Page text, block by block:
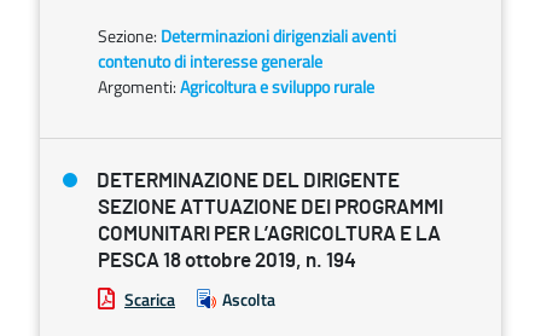
Sezione: Determinazioni dirigenziali aventi
contenuto di interesse generale
Argomenti:Agricoltura e sviluppo rurale
DETERMINAZIONE DEL DIRIGENTE
SEZIONE ATTUAZIONE DEI PROGRAMMI
COMUNITARI PER L’AGRICOLTURA E LA
PESCA 18 ottobre 2019, n. 194
Scarica Ascolta